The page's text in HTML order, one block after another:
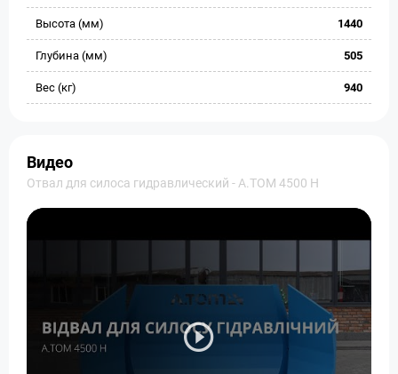
Высота (мм) 1440
Глубина (мм) 505
Вес (кг) 940
Видео
Отвал для силоса гидравлический - А.ТОМ 4500 H